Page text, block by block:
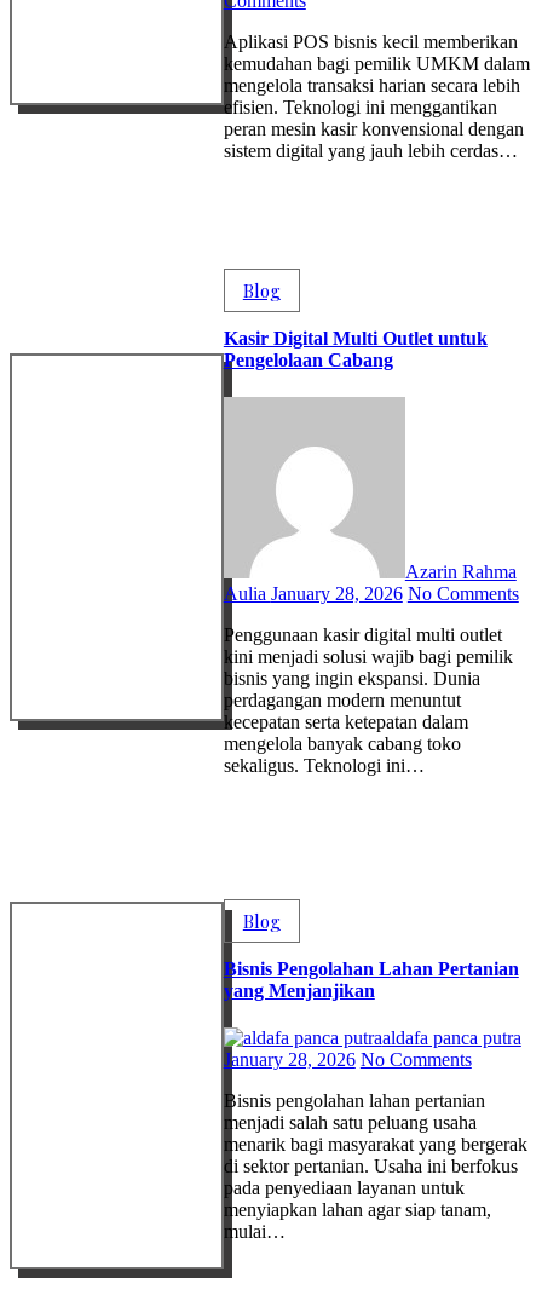
Aplikasi POS bisnis kecil memberikan
kemudahan bagi pemilik UMKM dalam
mengelola transaksi harian secara lebih
efisien. Teknologi ini menggantikan
peran mesin kasir konvensional dengan
sistem digital yang jauh lebih cerdas…
Blog
Kasir Digital Multi Outlet untuk
Pengelolaan Cabang
Azarin Rahma
Aulia January 28, 2026 No Comments
Penggunaan kasir digital multi outlet
kini menjadi solusi wajib bagi pemilik
bisnis yang ingin ekspansi. Dunia
perdagangan modern menuntut
kecepatan serta ketepatan dalam
mengelola banyak cabang toko
sekaligus. Teknologi ini…
Blog
Bisnis Pengolahan Lahan Pertanian
yang Menjanjikan
aldafa panca putra
January 28, 2026 No Comments
Bisnis pengolahan lahan pertanian
menjadi salah satu peluang usaha
menarik bagi masyarakat yang bergerak
di sektor pertanian. Usaha ini berfokus
pada penyediaan layanan untuk
menyiapkan lahan agar siap tanam,
mulai…